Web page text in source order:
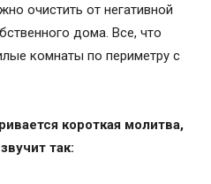
очистить от негативной
дома. Все, что
комнаты по периметру с
короткая молитва,
так: